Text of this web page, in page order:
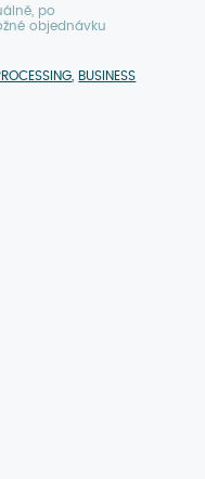
po
objednávku
,BUSINESS